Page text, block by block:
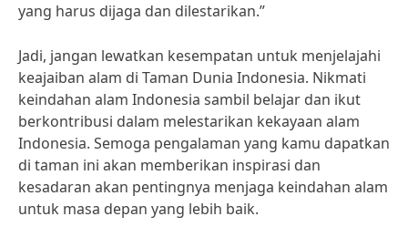
yang harus dijaga dan dilestarikan.”
Jadi, jangan lewatkan kesempatan untuk menjelajahi
keajaiban alam di Taman Dunia Indonesia. Nikmati
keindahan alam Indonesia sambil belajar dan ikut
berkontribusi dalam melestarikan kekayaan alam
Indonesia. Semoga pengalaman yang kamu dapatkan
di taman ini akan memberikan inspirasi dan
kesadaran akan pentingnya menjaga keindahan alam
untuk masa depan yang lebih baik.